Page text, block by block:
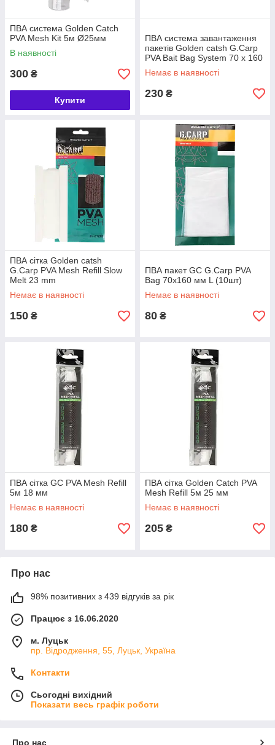
ПВА система Golden Catch
PVA Mesh Kit 5м Ø25мм
В наявності
300 ₴
Купити
ПВА система завантаження
пакетів Golden catsh G.Carp
PVA Bait Bag System 70 x 160
мм L 20шт
Немає в наявності
230 ₴
ПВА сітка Golden catsh
G.Carp PVA Mesh Refill Slow
Melt 23 mm
Немає в наявності
150 ₴
ПВА пакет GC G.Carp PVA
Bag 70х160 мм L (10шт)
Немає в наявності
80 ₴
ПВА сітка GC PVA Mesh Refill
5м 18 мм
Немає в наявності
180 ₴
ПВА сітка Golden Catch PVA
Mesh Refill 5м 25 мм
Немає в наявності
205 ₴
Про нас
98% позитивних з 439 відгуків за рік
Працює з 16.06.2020
м. Луцьк
пр. Відродження, 55, Луцьк, Україна
Контакти
Сьогодні вихідний
Показати весь графік роботи
Про нас